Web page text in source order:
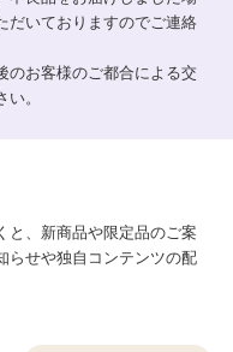
だいておりますのでご連絡
のお客様のご都合による交
。
と、新商品や限定品のご案
らせや独自コンテンツの配